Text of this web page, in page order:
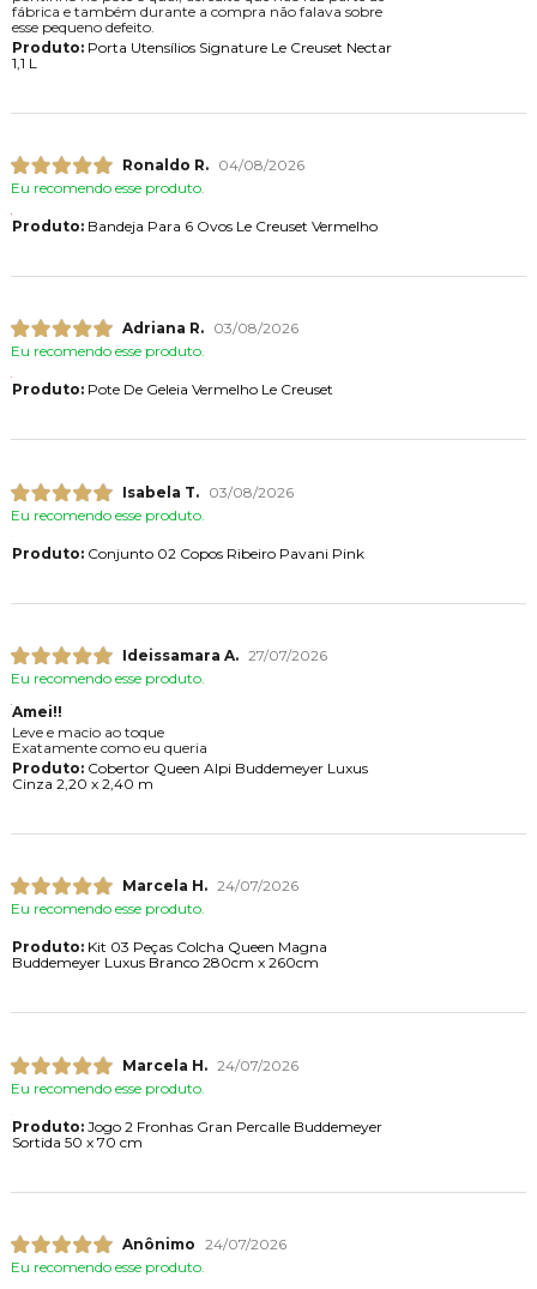
fábrica e também durante a compra não falava sobre
esse pequeno defeito.
Produto:Porta Utensílios Signature Le Creuset Nectar
1,1 L
Ronaldo R.
04/08/2026
Eu recomendo esse produto.
Produto:Bandeja Para 6 Ovos Le Creuset Vermelho
Adriana R.
03/08/2026
Eu recomendo esse produto.
Produto:Pote De Geleia Vermelho Le Creuset
Isabela T.
03/08/2026
Eu recomendo esse produto.
Produto:Conjunto 02 Copos Ribeiro Pavani Pink
Ideissamara A. 27/07/2026
Eu recomendo esse produto.
Amei!!
Leve e macio ao toque
Exatamente como eu queria
Produto:Cobertor Queen Alpi Buddemeyer Luxus
Cinza 2,20 x 2,40 m
Marcela H. 24/07/2026
Eu recomendo esse produto.
Produto:Kit 03 Peças Colcha Queen Magna
Buddemeyer Luxus Branco 280cm x 260cm
Marcela H. 24/07/2026
Eu recomendo esse produto.
Produto:Jogo 2 Fronhas Gran Percalle Buddemeyer
Sortida 50 x 70 cm
Anônimo 24/07/2026
Eu recomendo esse produto.